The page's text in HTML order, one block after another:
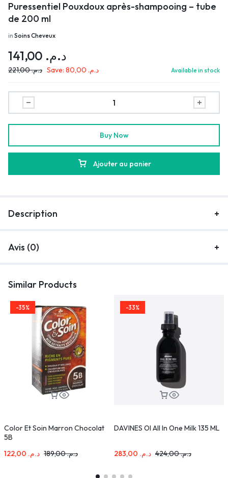
Puressentiel Pouxdoux après-shampooing – tube
de 200 ml
in Soins Cheveux
د.م.
د.م.221,00 Save: د.م. Available in stock
Ajouter au panier
Buy Now
Description
Avis (0)
Similar Products
-35%
Color Et Soin Marron Chocolat
5B
د.م.
د.م.189,00
-33%
DAVINES OI All In One Milk 135 ML
د.م. د.م.424,00